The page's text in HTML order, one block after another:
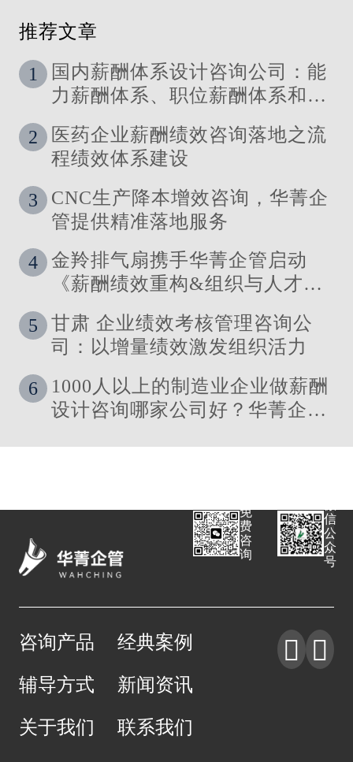
推荐文章
1
国内薪酬体系设计咨询公司：能
力薪酬体系、职位薪酬体系和技
2
医药企业薪酬绩效咨询落地之流
程绩效体系建设
3
CNC生产降本增效咨询，华菁企
管提供精准落地服务
4
金羚排气扇携手华菁企管启动
《薪酬绩效重构&组织与人才发
5
甘肃 企业绩效考核管理咨询公
司：以增量绩效激发组织活力
6
1000人以上的制造业企业做薪酬
设计咨询哪家公司好？华菁企管
咨询产品 经典案例
辅导方式 新闻资讯
关于我们 联系我们
 
免
费
咨
询
信
公
众
号